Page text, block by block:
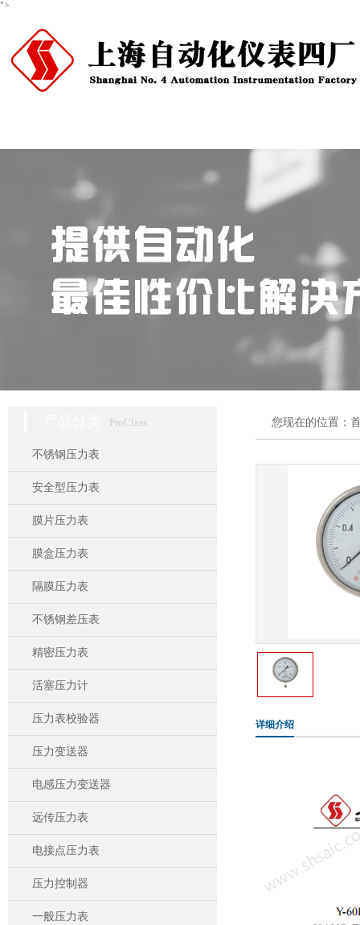
">
ProClass
不锈钢压力表
安全型压力表
膜片压力表
膜盒压力表
隔膜压力表
不锈钢差压表
精密压力表
活塞压力计
压力表校验器
压力变送器
电感压力变送器
远传压力表
电接点压力表
压力控制器
一般压力表
您现在的位置：
详细介绍